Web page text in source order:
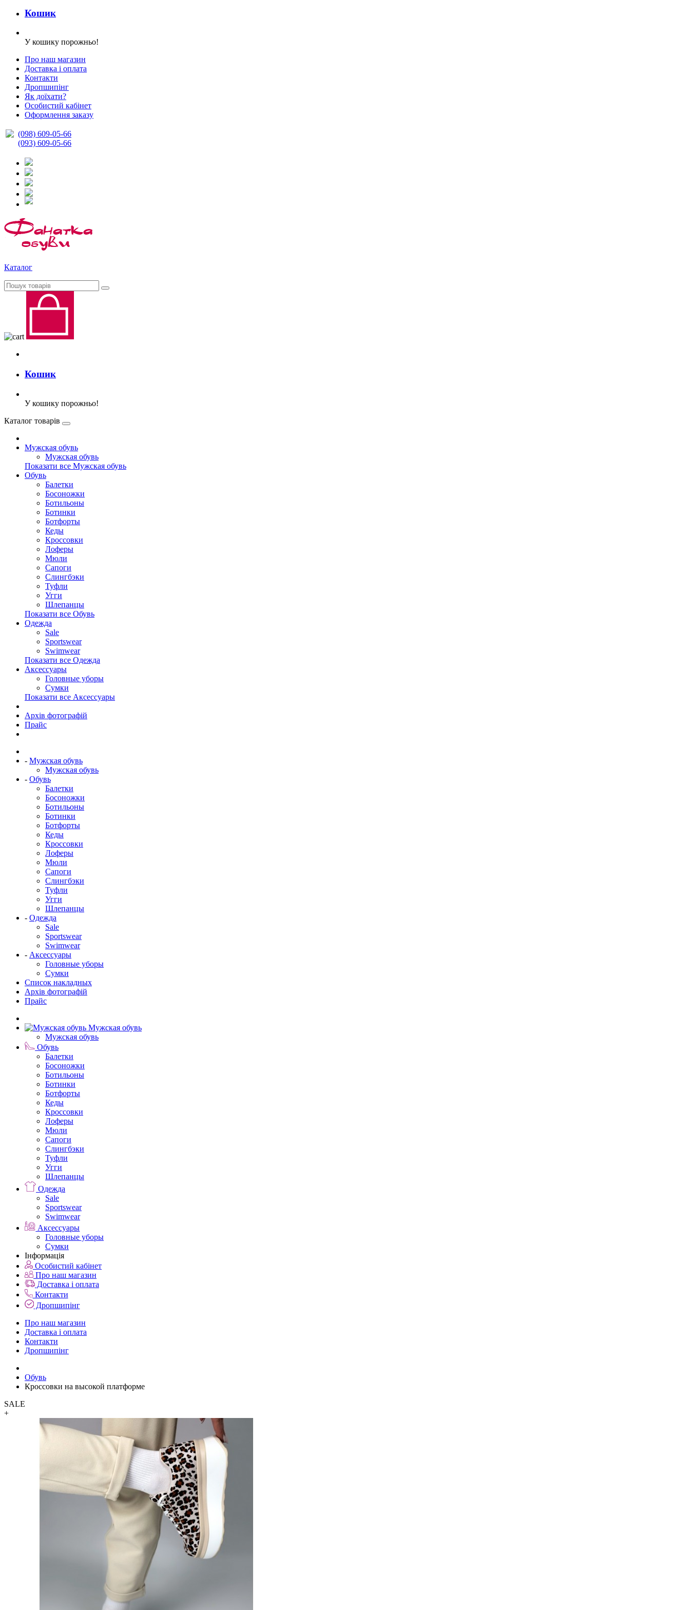
Кошик
У кошику порожньо!
Про наш магазин
Доставка і оплата
Контакти
Дропшипінг
Як доїхати?
Особистий кабінет
Оформлення заказу
(098) 609-05-66
(093) 609-05-66
Каталог
Кошик
У кошику порожньо!
Каталог товарів
Мужская обувь
Мужская обувь
Показати все Мужская обувь
Обувь
Балетки
Босоножки
Ботильоны
Ботинки
Ботфорты
Кеды
Кроссовки
Лоферы
Мюли
Сапоги
Слингбэки
Туфли
Угги
Шлепанцы
Показати все Обувь
Одежда
Sale
Sportswear
Swimwear
Показати все Одежда
Аксессуары
Головные уборы
Сумки
Показати все Аксессуары
Архів фотографій
Прайс
- Мужская обувь
Мужская обувь
- Обувь
Балетки
Босоножки
Ботильоны
Ботинки
Ботфорты
Кеды
Кроссовки
Лоферы
Мюли
Сапоги
Слингбэки
Туфли
Угги
Шлепанцы
- Одежда
Sale
Sportswear
Swimwear
- Аксессуары
Головные уборы
Сумки
Список накладных
Архів фотографій
Прайс
Мужская обувь
Мужская обувь
Обувь
Балетки
Босоножки
Ботильоны
Ботинки
Ботфорты
Кеды
Кроссовки
Лоферы
Мюли
Сапоги
Слингбэки
Туфли
Угги
Шлепанцы
Одежда
Sale
Sportswear
Swimwear
Аксессуары
Головные уборы
Сумки
Інформація
Особистий кабінет
Про наш магазин
Доставка і оплата
Контакти
Дропшипінг
Про наш магазин
Доставка і оплата
Контакти
Дропшипінг
Обувь
Кроссовки на высокой платформе
SALE
+